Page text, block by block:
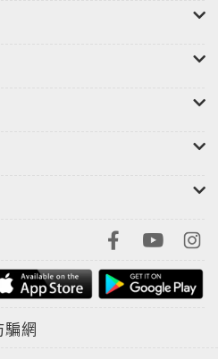
突圍」、翻身再生，必須具
──
可取代的行銷魅力】
是實體商店的營收成長大幅
DIY工具網路商店
店強化展示功能，交互利用
品牌展示功能，成功建立特
：山田電機善用自己的規模優
競爭者）加盟，既解決了合
騙網